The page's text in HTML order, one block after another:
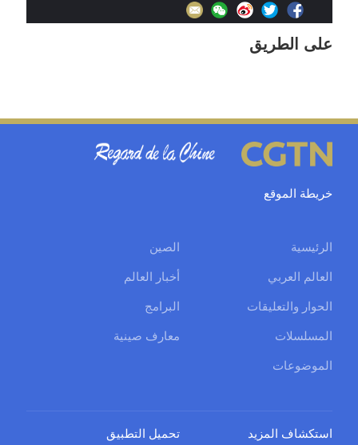
على الطريق
خريطة الموقع
الرئيسية
الصين
العالم العربي
أخبار العالم
الحوار والتعليقات
البرامج
المسلسلات
معارف صينية
الموضوعات
استكشاف المزيد تحميل التطبيق